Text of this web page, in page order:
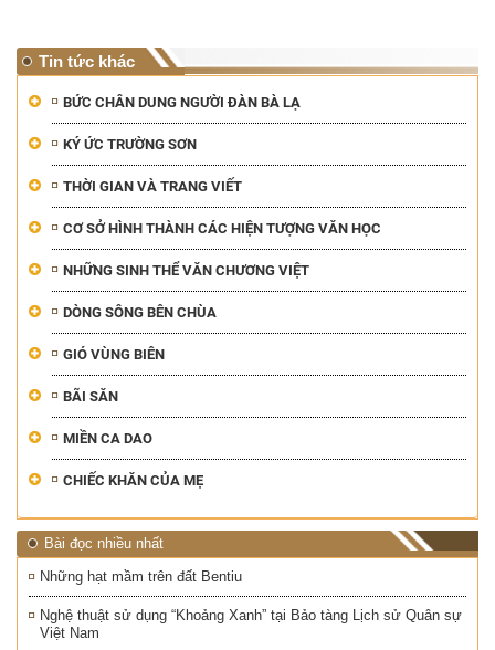
Tin tức khác
BỨC CHÂN DUNG NGƯỜI ĐÀN BÀ LẠ
KÝ ỨC TRƯỜNG SƠN
THỜI GIAN VÀ TRANG VIẾT
CƠ SỞ HÌNH THÀNH CÁC HIỆN TƯỢNG VĂN HỌC
NHỮNG SINH THỂ VĂN CHƯƠNG VIỆT
DÒNG SÔNG BÊN CHÙA
GIÓ VÙNG BIÊN
BÃI SĂN
MIỀN CA DAO
CHIẾC KHĂN CỦA MẸ
Bài đọc nhiều nhất
Những hạt mầm trên đất Bentiu
Nghệ thuật sử dụng “Khoảng Xanh” tại Bảo tàng Lịch sử Quân sự
Việt Nam